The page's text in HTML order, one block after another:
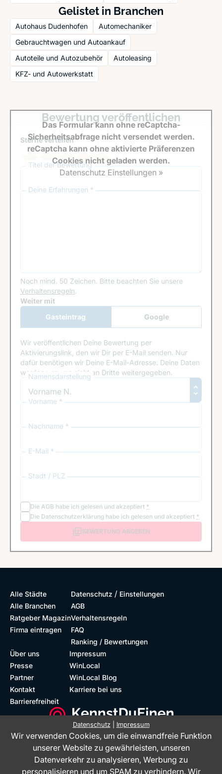
Gelistet in Branchen
Autohaus Dudenhofen
Automechaniker
Gebrauchtwagen und Autoankauf
Autoteile und Autozubehör
Autoleasing
KFZ- und Autowerkstatt
Bewertung veröffentlichen
Sterne verteilen *
Titel der Bewertung
Deine Erfahrungen *
Noch mind. 50 Zeichen. Bitte beachten Sie unsere
Verhaltensregeln.
Google Recaptcha
Weiter mit
Gasteintrag
Google
Anmeldung
Wir veröffentlichen Deine Bewertung per
Aktivierungslink, den wir Dir per E-Mail senden. Nur
dafür benötigen wir Deine E-Mail-Adresse. Deine Daten
werden von uns nicht an Dritte weitergegeben.
Namensdarstellung
Vorname *
Nachname *
E-Mail *
Stadt / PLZ
Die AGB habe ich gelesen und akzeptiert *
Die Datenschutzerklärung habe ich gelesen und akzeptiert *
BEWERTUNG ABGEBEN
Das Formular kann ohne reCaptcha-
Sicherheitsabfrage nicht versendet werden.
reCaptcha kann ohne aktivierte Präferenzen
Cookies nicht geladen werden.
Datenschutz Einstellungen »
Alle Städte
Alle Branchen
Ratgeber Magazin
Firma eintragen
Datenschutz / Einstellungen
AGB
Verhaltensregeln
FAQ
Ranking / Bewertungen
Über uns
Presse
Partner
Kontakt
Barrierefreiheit
Impressum
WinLocal
WinLocal Blog
Karriere bei uns
Datenschutz| Impressum
Wir verwenden Cookies, um die einwandfreie Funktion
unserer Website zu gewährleisten, unseren
Datenverkehr zu analysieren, Werbung zu
personalisieren und um SPAM zu verhindern. Wir